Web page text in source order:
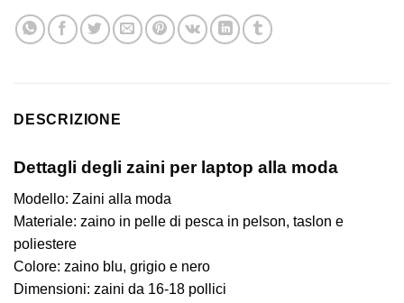
DESCRIZIONE
Dettagli degli zaini per laptop alla moda
Modello: Zaini alla moda
Materiale: zaino in pelle di pesca in pelson, taslon e
poliestere
Colore: zaino blu, grigio e nero
Dimensioni: zaini da 16-18 pollici